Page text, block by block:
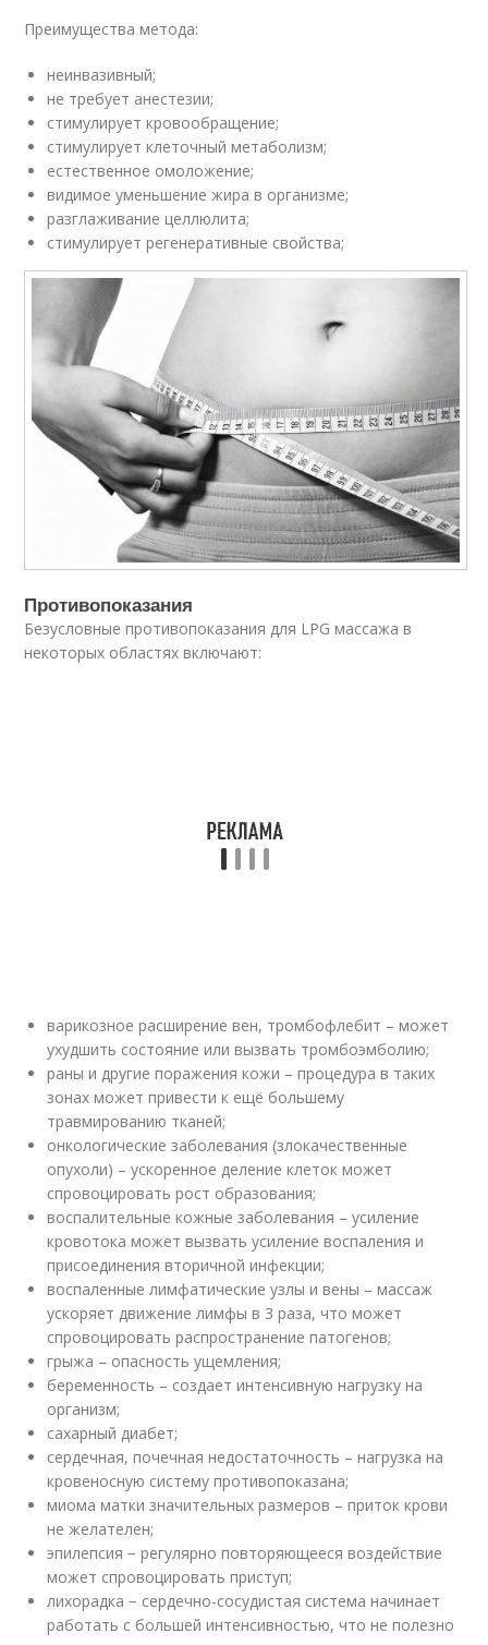
Преимущества метода:
неинвазивный;
не требует анестезии;
стимулирует кровообращение;
стимулирует клеточный метаболизм;
естественное омоложение;
видимое уменьшение жира в организме;
разглаживание целлюлита;
стимулирует регенеративные свойства;
Противопоказания
Безусловные противопоказания для LPG массажа в
некоторых областях включают:
варикозное расширение вен, тромбофлебит – может
ухудшить состояние или вызвать тромбоэмболию;
раны и другие поражения кожи – процедура в таких
зонах может привести к ещё большему
травмированию тканей;
онкологические заболевания (злокачественные
опухоли) – ускоренное деление клеток может
спровоцировать рост образования;
воспалительные кожные заболевания – усиление
кровотока может вызвать усиление воспаления и
присоединения вторичной инфекции;
воспаленные лимфатические узлы и вены – массаж
ускоряет движение лимфы в 3 раза, что может
спровоцировать распространение патогенов;
грыжа – опасность ущемления;
беременность – создает интенсивную нагрузку на
организм;
сахарный диабет;
сердечная, почечная недостаточность – нагрузка на
кровеносную систему противопоказана;
миома матки значительных размеров – приток крови
не желателен;
эпилепсия − регулярно повторяющееся воздействие
может спровоцировать приступ;
лихорадка − сердечно-сосудистая система начинает
работать с большей интенсивностью, что не полезно